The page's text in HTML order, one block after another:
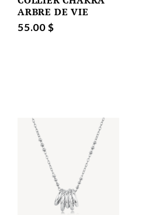
ARBRE DE VIE
55.00 $